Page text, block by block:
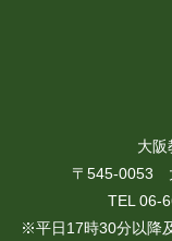
大阪
〒545-0053
TEL 06-
※平日17時30分以降